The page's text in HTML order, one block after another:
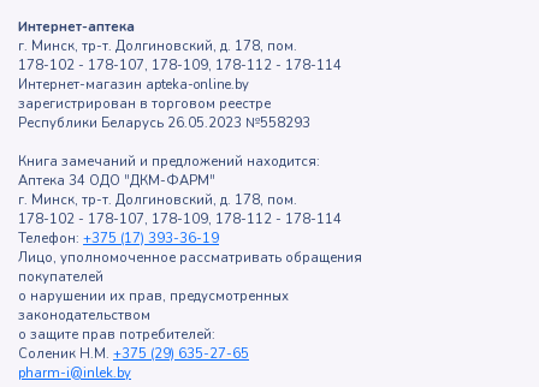
Интернет-аптека
г. Минск, тр-т. Долгиновский, д. 178, пом.
178-102 - 178-107, 178-109, 178-112 - 178-114
Интернет-магазин apteka-online.by
зарегистрирован в торговом реестре
Республики Беларусь 26.05.2023 №558293
Книга замечаний и предложений находится:
Аптека 34 ОДО "ДКМ-ФАРМ"
г. Минск, тр-т. Долгиновский, д. 178, пом.
178-102 - 178-107, 178-109, 178-112 - 178-114
Телефон: +375 (17) 393-36-19
Лицо, уполномоченное рассматривать обращения
покупателей
о нарушении их прав, предусмотренных
законодательством
о защите прав потребителей:
Соленик Н.М. +375 (29) 635-27-65
pharm-i@inlek.by